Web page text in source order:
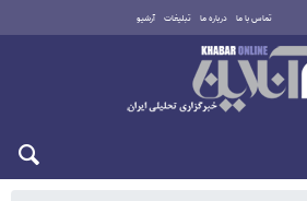
تماس با ما درباره ما تبلیغات آرشیو